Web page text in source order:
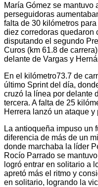
María Gómez se mantuvo
perseguidoras
falta de 30 kilómetros
diez corredoras quedaron
disputando el segundo
Curos (km 61.8 de
delante de Vargas y
En el kilómetro73.7 de
último Sprint del día,
cruzó la línea por delante
tercera. A falta de 25
Herrera lanzó un ataque y
La antioqueña impuso un
diferencia de más de un
donde marchaba la líder
Rocío Parrado se
logró entrar en solitario a
apretó más el ritmo y
en solitario, logrando la